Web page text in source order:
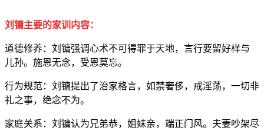
刘镛主要的家训内容：
道德修养：刘镛强调心术不可得罪于天地，言行要留好样与
儿孙。施恩无念，受恩莫忘。
行为规范：刘镛提出了治家格言，如禁奢侈，戒淫荡，一切非
礼之事，绝念不为。
家庭关系：刘镛认为兄弟恭，姐妹亲，端正门风。夫妻吵架尽